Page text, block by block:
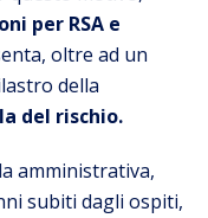
per RSA e
oltre ad un
della
del rischio.
amministrativa,
subiti dagli ospiti,